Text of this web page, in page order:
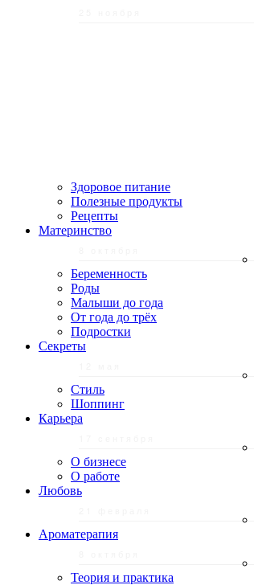
Здоровое питание
Полезные продукты
Рецепты
Материнство
Беременность
Роды
Малыши до года
От года до трёх
Подростки
Секреты
Стиль
Шоппинг
Карьера
О бизнесе
О работе
Любовь
Ароматерапия
Теория и практика